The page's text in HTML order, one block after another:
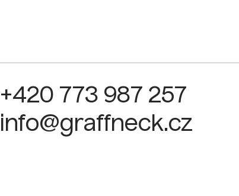
+420 773 987 257
info@graffneck.cz